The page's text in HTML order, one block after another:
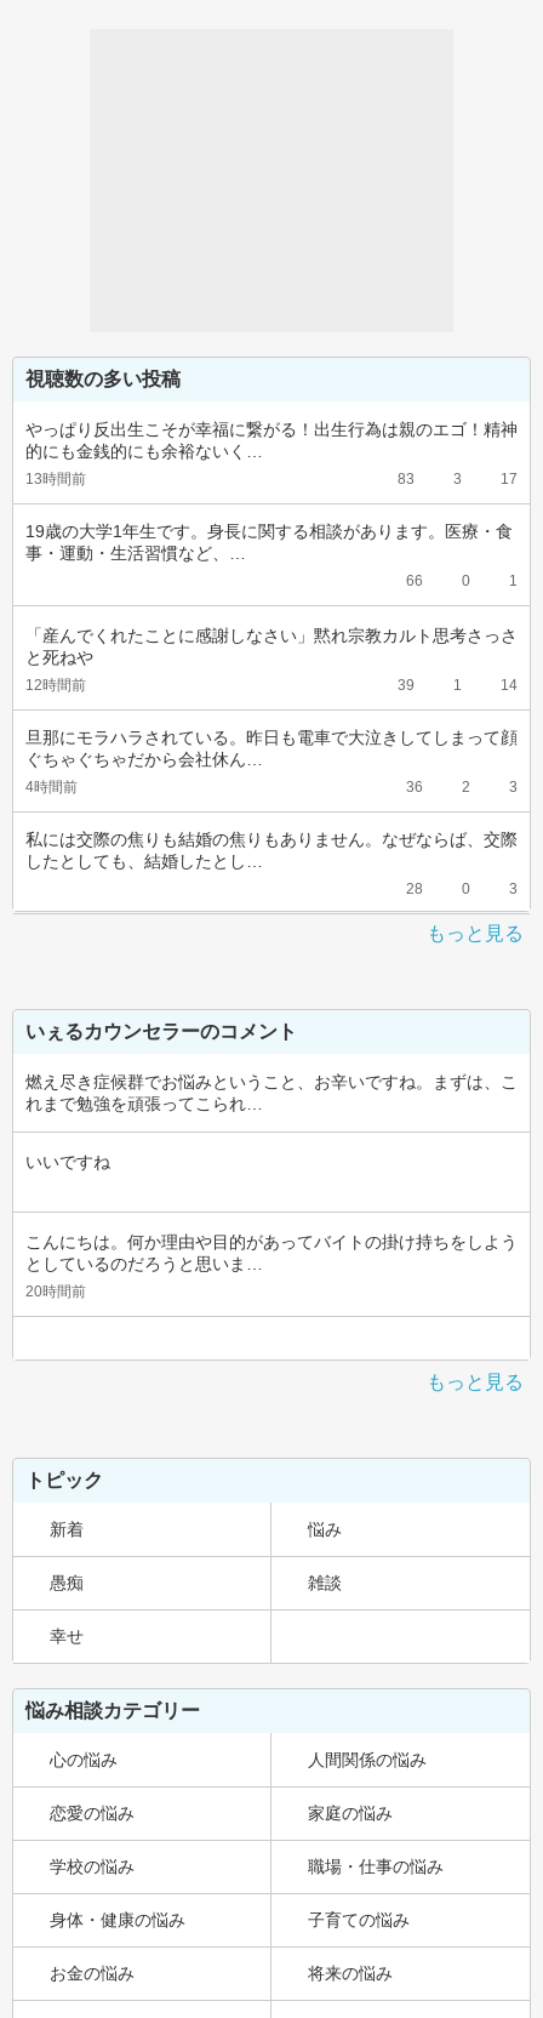
視聴数の多い投稿
やっぱり反出生こそが幸福に繋がる！出生行為は親のエゴ！精神
的にも金銭的にも余裕ないく…
13時間前 83 3 17
19歳の大学1年生です。身長に関する相談があります。医療・食
事・運動・生活習慣など、…
66 0 1
「産んでくれたことに感謝しなさい」黙れ宗教カルト思考さっさ
と死ねや
12時間前 39 1 14
旦那にモラハラされている。昨日も電車で大泣きしてしまって顔
ぐちゃぐちゃだから会社休ん…
4時間前 36 2 3
私には交際の焦りも結婚の焦りもありません。なぜならば、交際
したとしても、結婚したとし…
28 0 3
もっと見る
いぇるカウンセラーのコメント
燃え尽き症候群でお悩みということ、お辛いですね。まずは、こ
れまで勉強を頑張ってこられ…
いいですね
こんにちは。何か理由や目的があってバイトの掛け持ちをしよう
としているのだろうと思いま…
20時間前
もっと見る
トピック
新着 悩み
愚痴 雑談
幸せ
悩み相談カテゴリー
心の悩み 人間関係の悩み
恋愛の悩み 家庭の悩み
学校の悩み 職場・仕事の悩み
身体・健康の悩み 子育ての悩み
お金の悩み 将来の悩み